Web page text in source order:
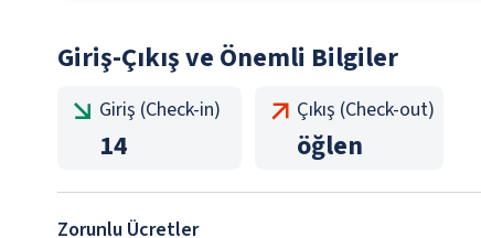
Giriş-Çıkış ve Önemli Bilgiler
Giriş (Check-in)
14
Çıkış (Check-out)
öğlen
Zorunlu Ücretler